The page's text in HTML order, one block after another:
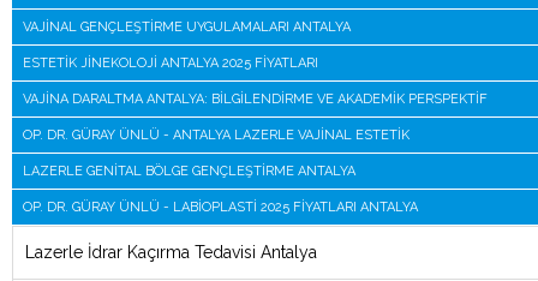
VAJINAL GENÇLEŞTIRME UYGULAMALARI ANTALYA
ESTETIK JINEKOLOJI ANTALYA 2025 FIYATLARI
VAJINA DARALTMA ANTALYA: BILGILENDIRME VE AKADEMIK PERSPEKTIF
OP. DR. GÜRAY ÜNLÜ - ANTALYA LAZERLE VAJINAL ESTETIK
LAZERLE GENITAL BÖLGE GENÇLEŞTIRME ANTALYA
OP. DR. GÜRAY ÜNLÜ - LABIOPLASTI 2025 FIYATLARI ANTALYA
Lazerle İdrar Kaçırma Tedavisi Antalya